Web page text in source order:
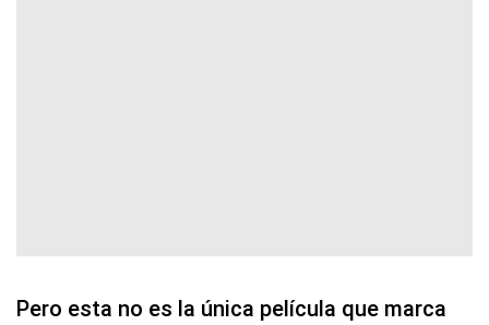
Pero esta no es la única película que marca